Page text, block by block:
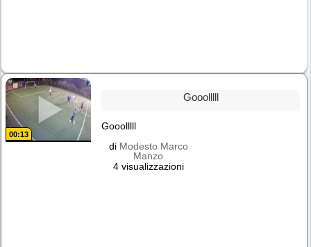
00:13
Gooolllll
Gooolllll
di Modesto Marco
Manzo
4 visualizzazioni